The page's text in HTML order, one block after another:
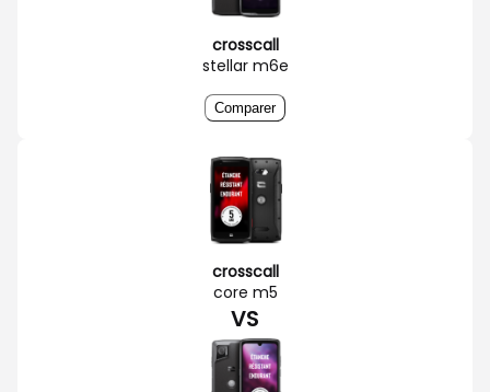
crosscall
stellar m6e
Comparer
crosscall
core m5
VS